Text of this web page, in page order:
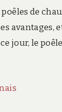
de
avantages,
ce jour, le